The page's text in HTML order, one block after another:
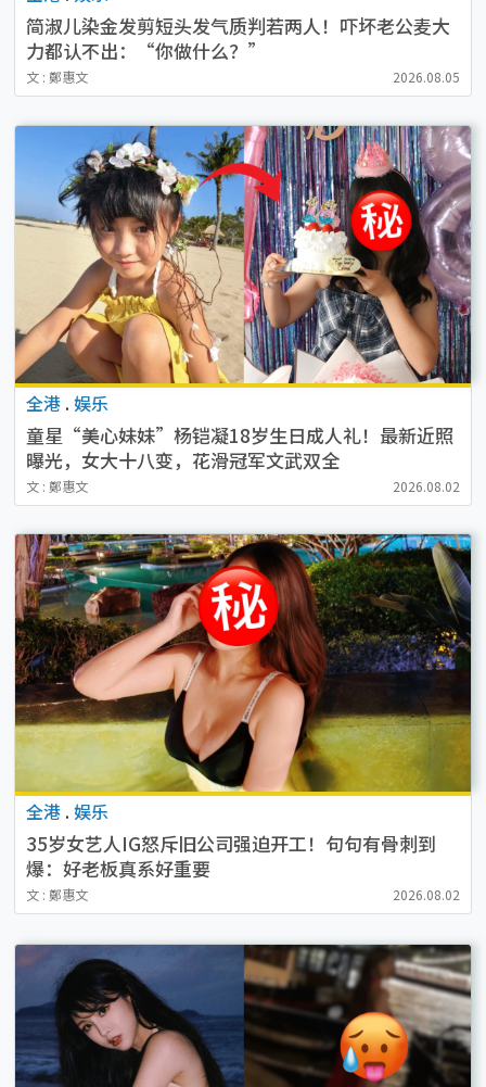
简淑儿染金发剪短头发气质判若两人！吓坏老公麦大
力都认不出：“你做什么？”
文 : 鄭惠文 2026.08.05
全港 . 娱乐
童星“美心妹妹”杨铠凝18岁生日成人礼！最新近照
曝光，女大十八变，花滑冠军文武双全
文 : 鄭惠文 2026.08.02
全港 . 娱乐
35岁女艺人IG怒斥旧公司强迫开工！句句有骨刺到
爆：好老板真系好重要
文 : 鄭惠文 2026.08.02